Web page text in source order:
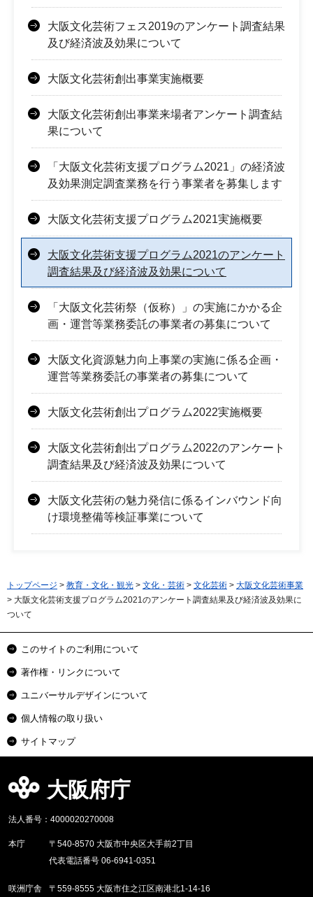
大阪文化芸術フェス2019のアンケート調査結果
及び経済波及効果について
大阪文化芸術創出事業実施概要
大阪文化芸術創出事業来場者アンケート調査結
果について
「大阪文化芸術支援プログラム2021」の経済波
及効果測定調査業務を行う事業者を募集します
大阪文化芸術支援プログラム2021実施概要
大阪文化芸術支援プログラム2021のアンケート
調査結果及び経済波及効果について
「大阪文化芸術祭（仮称）」の実施にかかる企
画・運営等業務委託の事業者の募集について
大阪文化資源魅力向上事業の実施に係る企画・
運営等業務委託の事業者の募集について
大阪文化芸術創出プログラム2022実施概要
大阪文化芸術創出プログラム2022のアンケート
調査結果及び経済波及効果について
大阪文化芸術の魅力発信に係るインバウンド向
け環境整備等検証事業について
トップページ > 教育・文化・観光 > 文化・芸術 > 文化芸術 > 大阪文化芸術事業
> 大阪文化芸術支援プログラム2021のアンケート調査結果及び経済波及効果に
ついて
このサイトのご利用について
著作権・リンクについて
ユニバーサルデザインについて
個人情報の取り扱い
サイトマップ
大阪府庁
法人番号：4000020270008
本庁
〒540-8570 大阪市中央区大手前2丁目
代表電話番号 06-6941-0351
咲洲庁舎 〒559-8555 大阪市住之江区南港北1-14-16